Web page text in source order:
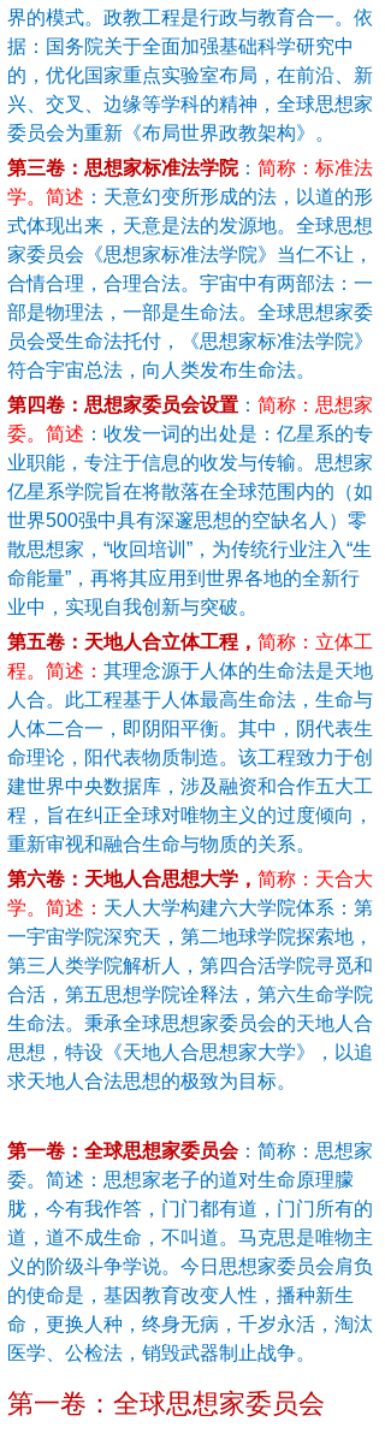
界的模式。政教工程是行政与教育合一。依
据：国务院关于全面加强基础科学研究中
的，优化国家重点实验室布局，在前沿、新
兴、交叉、边缘等学科的精神，全球思想家
委员会为重新《布局世界政教架构》。
第三卷：思想家标准法学院： 简称：标准法
学。简述 ： 天意幻变所形成的法，以道的形
式体现出来，天意是法的发源地。全球思想
家委员会《思想家标准法学院》当仁不让，
合情合理，合理合法。宇宙中有两部法：一
部是物理法，一部是生命法。全球思想家委
员会受生命法托付，《思想家标准法学院》
符合宇宙总法，向人类发布生命法。
第四卷：思想家委员会设置 ： 简称：思想家
委。简述 ：收发一词的出处是：亿星系的专
业职能，专注于信息的收发与传输。思想家
亿星系学院旨在将散落在全球范围内的（如
世界500强中具有深邃思想的空缺名人）零
散思想家，“收回培训”，为传统行业注入“生
命能量”，再将其应用到世界各地的全新行
业中，实现自我创新与突破。
第五卷：天地人合立体工程， 简称：立体工
程。简述： 其理念源于人体的生命法是天地
人合。此工程基于人体最高生命法，生命与
人体二合一，即阴阳平衡。其中，阴代表生
命理论，阳代表物质制造。该工程致力于创
建世界中央数据库，涉及融资和合作五大工
程，旨在纠正全球对唯物主义的过度倾向，
重新审视和融合生命与物质的关系。
第六卷： 天地人合思想大学， 简称：天合大
学。简述 ： 天人大学构建六大学院体系：第
一宇宙学院深究天，第二地球学院探索地，
第三人类学院解析人，第四合活学院寻觅和
合活，第五思想学院诠释法，第六生命学院
生命法。秉承全球思想家委员会的天地人合
思想，特设《天地人合思想家大学》，以追
求天地人合法思想的极致为目标。
第一卷：全球思想家委员会：简称：思想家
委。简述：思想家老子的道对生命原理朦
胧，今有我作答，门门都有道，门门所有的
道，道不成生命，不叫道。马克思是唯物主
义的阶级斗争学说。今日思想家委员会肩负
的使命是，基因教育改变人性，播种新生
命，更换人种，终身无病，千岁永活，淘汰
医学、公检法，销毁武器制止战争。
第一卷：全球思想家委员会